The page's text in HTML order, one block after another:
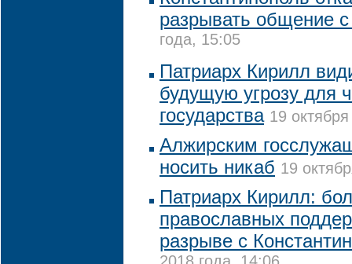
разрывать общение
года, 15:05
Патриарх Кирилл
будущую угрозу для
государства 19
Алжирским
носить никаб 19
Патриарх Кирилл:
православных
разрыве с